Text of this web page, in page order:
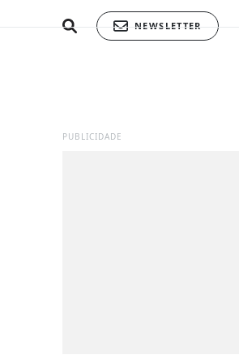
NEWSLETTER
PUBLICIDADE